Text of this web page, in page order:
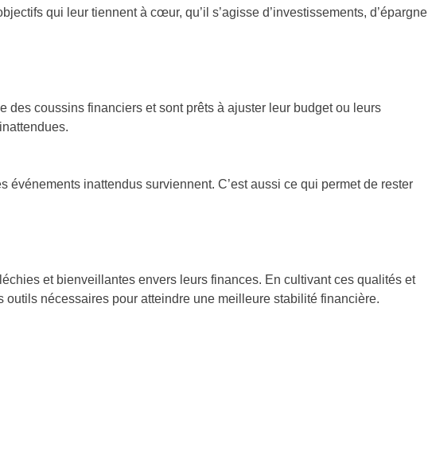
qui leur tiennent à cœur, qu’il s’agisse d’investissements, d’épargne
coussins financiers et sont prêts à ajuster leur budget ou leurs
inattendus surviennent. C’est aussi ce qui permet de rester
et bienveillantes envers leurs finances. En cultivant ces qualités et
nécessaires pour atteindre une meilleure stabilité financière.